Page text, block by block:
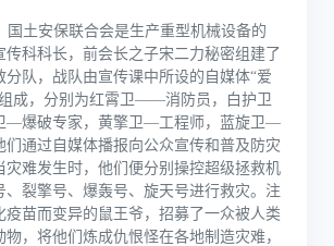
国土安保联合会是生产重型机械设备的
传科科长，前会长之子宋二力秘密组建了
分队，战队由宣传课中所设的自媒体“爱
成，分别为红霄卫——消防员，白护卫
—爆破专家，黄擎卫—工程师，蓝旋卫—
们通过自媒体播报向公众宣传和普及防灾
灾难发生时，他们便分别操控超级拯救机
、裂擎号、爆轰号、旋天号进行救灾。注
疫苗而变异的鼠王爷，招募了一众被人类
物，将他们炼成仇恨怪在各地制造灾难，